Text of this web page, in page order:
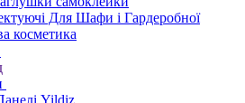
Для Шафи і Гардеробної
косметика
Yildiz